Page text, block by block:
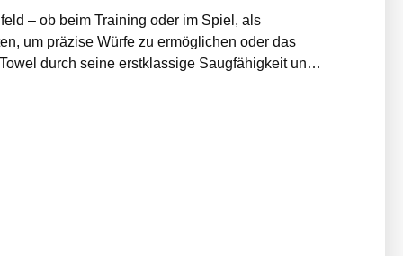
um präzise Würfe zu ermöglichen oder das